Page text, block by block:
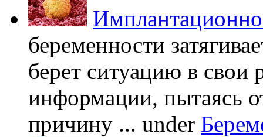
беременности
берет ситуацию в свои
информации, пытаясь
причину ... under